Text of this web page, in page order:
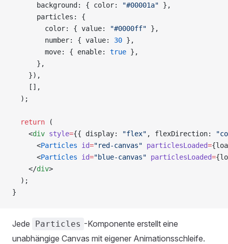
      background: { color:
"#00001a" },
      particles: {
        color: { value:
"#0000ff" },
        number: { value:
30 },
        move: { enable:
true },
      },
    }),
    [],
  );
  return
(
    <
div style={{ display: "flex" , flexDirection:
      <
Particles id="red-canvas" particlesLoaded=
      <
Particles id="blue-canvas" particlesLoaded=
    </
div>
  );
}
Jede Particles -Komponente erstellt eine
unabhängige Canvas mit eigener Animationsschleife.